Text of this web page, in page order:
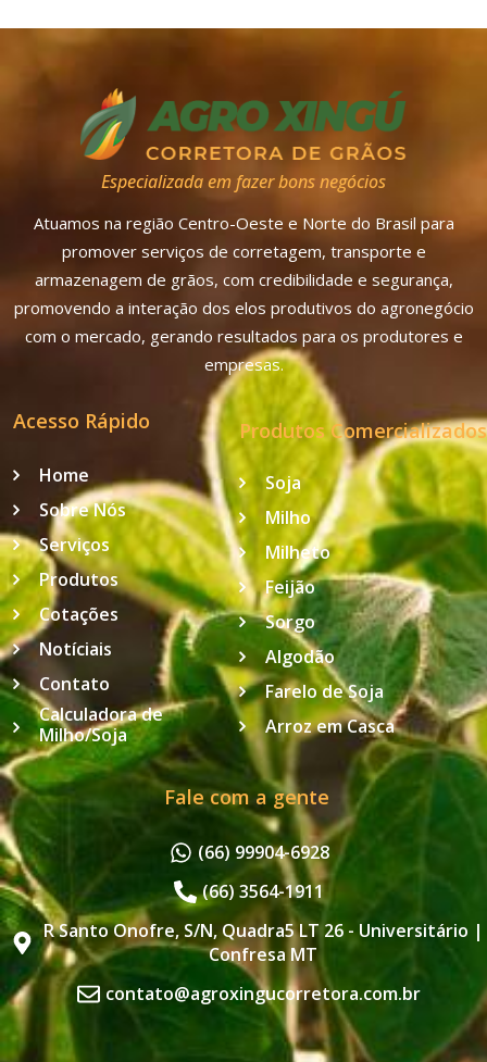
Especializada em fazer bons negócios
Atuamos na região Centro-Oeste e Norte do Brasil para
promover serviços de corretagem, transporte e
armazenagem de grãos, com credibilidade e segurança,
promovendo a interação dos elos produtivos do agronegócio
com o mercado, gerando resultados para os produtores e
empresas.
Acesso Rápido
Home
Sobre Nós
Serviços
Produtos
Cotações
Notíciais
Contato
Calculadora de
Milho/Soja
Produtos Comercializados
Soja
Milho
Milheto
Feijão
Sorgo
Algodão
Farelo de Soja
Arroz em Casca
Fale com a gente
(66) 99904-6928
(66) 3564-1911
R Santo Onofre, S/N, Quadra5 LT 26 - Universitário |
Confresa MT
contato@agroxingucorretora.com.br